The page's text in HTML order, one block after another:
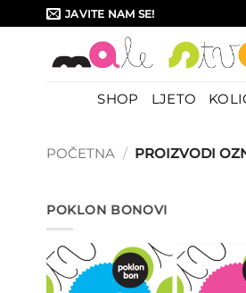
to
JAVITE NAM SE!
SHOP LJETO
POČETNA / PROIZVODI
POKLON BONOVI